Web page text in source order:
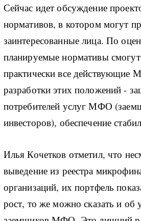
Сейчас идет обсуждение
нормативов, в котором могут
заинтересованные лица. По
планируемые нормативы
практически все действующие
разработки этих положений -
потребителей услуг МФО
инвесторов), обеспечение
Илья Кочетков отметил, что
выведение из реестра
организаций, их портфель
рост, то же можно сказать и об